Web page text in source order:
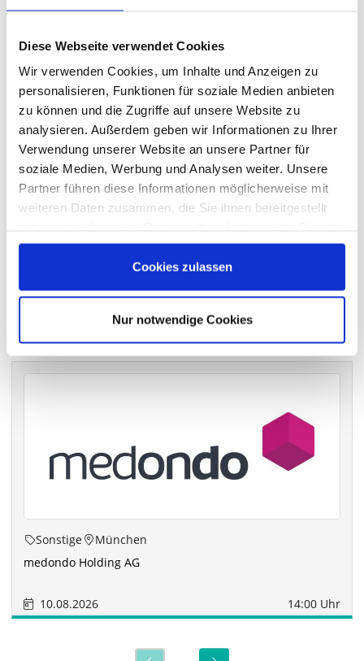
Diese Webseite verwendet Cookies
Wir verwenden Cookies, um Inhalte und Anzeigen zu
personalisieren, Funktionen für soziale Medien anbieten
zu können und die Zugriffe auf unsere Website zu
analysieren. Außerdem geben wir Informationen zu Ihrer
Verwendung unserer Website an unsere Partner für
soziale Medien, Werbung und Analysen weiter. Unsere
Partner führen diese Informationen möglicherweise mit
weiteren Daten zusammen, die Sie ihnen bereitgestellt
gesammelt haben.
Cookies zulassen
Nur notwendige Cookies
STIMMRECHTSVERTRETUNG DURCH DIE DSW
Die DSW vertritt Ihre Stimmrechteauf sämtlichen
wichtigen Hauptversammlungen in Deutschland.
archiv.hauptversammlung.de
Die nächsten Termine
Sonstige
München
medondo Holding AG
10.08.2026 14:00 Uhr